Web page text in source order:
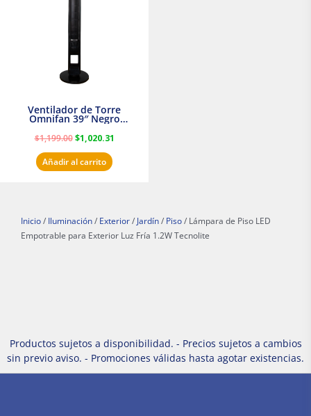
Ventilador de Torre
Omnifan 39″ Negro
$1,199.00 $1,020.31
Añadir al carrito
Inicio / Iluminación / Exterior / Jardín / Piso / Lámpara de Piso LED
Empotrable para Exterior Luz Fría 1.2W Tecnolite
Productos sujetos a disponibilidad. - Precios sujetos a cambios
sin previo aviso. - Promociones válidas hasta agotar existencias.